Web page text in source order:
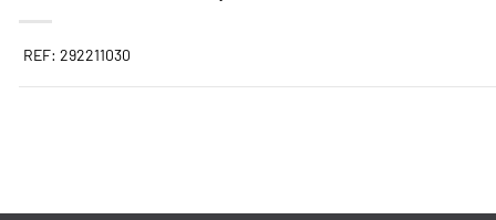
REF: 292211030